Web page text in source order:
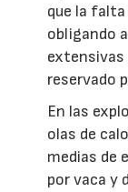
que la
obligando
extensivas
reservado
En las
olas de
medias de
por vaca y